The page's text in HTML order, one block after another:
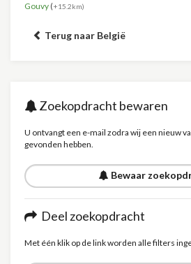
Gouvy (+15.2km)
Terug naar België
Zoekopdracht bewaren
U ontvangt een e-mail zodra wij een nieuw
gevonden hebben.
Bewaar
Deel zoekopdracht
Met één klik op de link worden alle filters